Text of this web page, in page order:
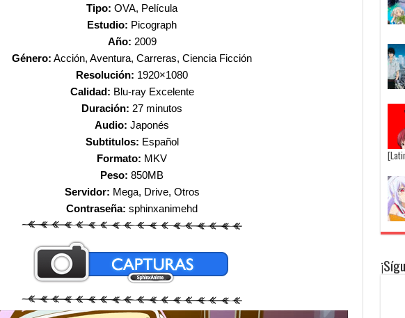
Tipo: OVA, Película
Estudio: Picograph
Año: 2009
Género: Acción, Aventura, Carreras, Ciencia Ficción
Resolución: 1920×1080
Calidad: Blu-ray Excelente
Duración: 27 minutos
Audio: Japonés
Subtitulos: Español
Formato: MKV
Peso: 850MB
Servidor: Mega, Drive, Otros
Contraseña: sphinxanimehd